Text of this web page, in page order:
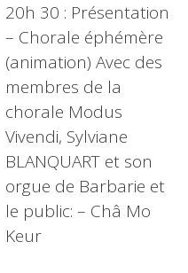
20h 30 : Présentation
– Chorale éphémère
(animation) Avec des
membres de la
chorale Modus
Vivendi, Sylviane
BLANQUART et son
orgue de Barbarie et
le public: – Châ Mo
Keur